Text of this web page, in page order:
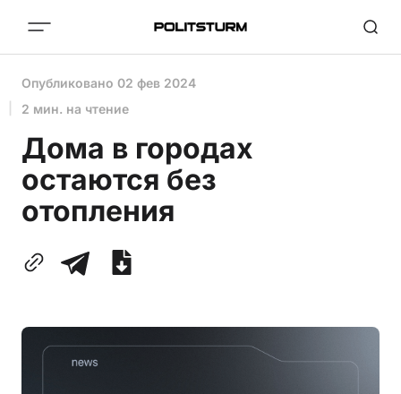
Опубликовано 02 фев 2024
2 мин. на чтение
Дома в городах
остаются без
отопления